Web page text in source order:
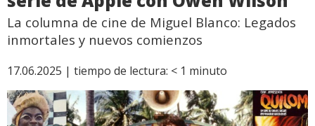
La columna de cine de Miguel Blanco: Legados
inmortales y nuevos comienzos
17.06.2025 | tiempo de lectura: < 1 minuto